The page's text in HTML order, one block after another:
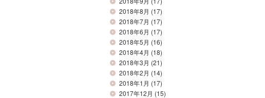
2018年8月 (17)
2018年7月 (17)
2018年6月 (17)
2018年5月 (16)
2018年4月 (18)
2018年3月 (21)
2018年2月 (14)
2018年1月 (17)
2017年12月 (15)